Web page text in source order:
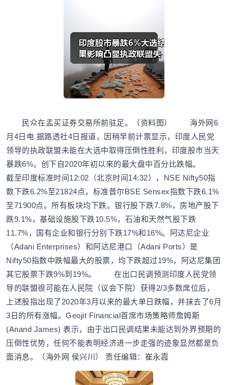
民众在孟买证券交易所前驻足。（资料图） 海外网6
月4日电 据路透社4日报道，因稍早前计票显示，印度人民党
领导的执政联盟未能在大选中取得压倒性胜利，印度股市当天
暴跌6%，创下自2020年初以来的最大盘中百分比跌幅。
截至印度标准时间12:02（北京时间14:32），NSE Nifty50指
数下跌6.2%至21824点，标准普尔BSE Sensex指数下跌6.1%
至71900点。所有板块均下跌。银行股下跌7.8%，房地产股下
跌9.1%，基础设施股下跌10.5%，石油和天然气股下跌
11.7%，国有企业和银行分别下跌17%和16%。阿达尼企业
（Adani Enterprises）和阿达尼港口（Adani Ports）是
Nifty50指数中跌幅最大的股票，均下跌超过19%，阿达尼集团
其它股票下跌9%到19%。 在出口民调预测印度人民党领
导的联盟很可能在人民院（议会下院）获得2/3多数席位后，
上述股指出现了2020年3月以来的最大单日跌幅，并抹去了6月
3日的所有涨幅。Geojit Financial首席市场策略师詹姆斯
(Anand James) 表示，由于出口民调结果未能达到外界预期的
压倒性优势，任何不能表明经济进一步走强的迹象显然都是负
面消息。（海外网 侯兴川） 责任编辑：崔永霞